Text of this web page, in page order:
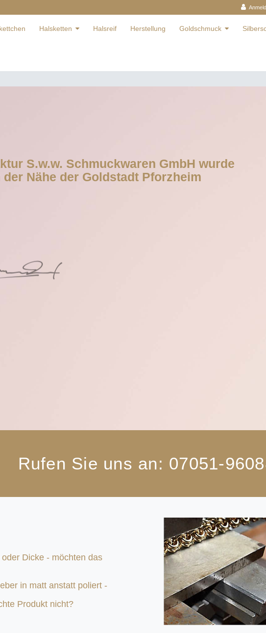
Halsketten Halsreif Herstellung Goldschmuck
S.w.w. Schmuckwaren GmbH wurde
Nähe der Goldstadt Pforzheim
Rufen Sie uns an: 07051-
Dicke - möchten das
in matt anstatt poliert -
Produkt nicht?